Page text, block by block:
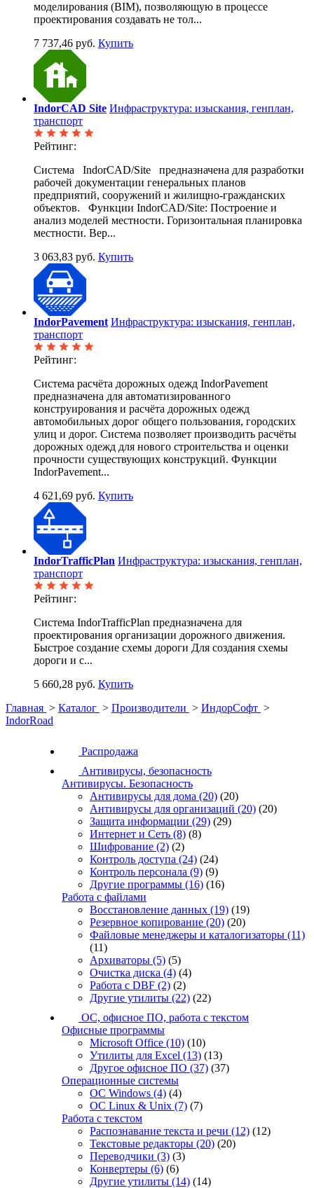
моделирования (BIM), позволяющую в процессе
проектирования создавать не тол...
7 737,46 руб. Купить
IndorCAD Site Инфраструктура: изыскания, генплан,
транспорт
Рейтинг:
Система IndorCAD/Site предназначена для разработки
рабочей документации генеральных планов
предприятий, сооружений и жилищно-гражданских
объектов. Функции IndorCAD/Site: Построение и
анализ моделей местности. Горизонтальная планировка
местности. Вер...
3 063,83 руб. Купить
IndorPavement Инфраструктура: изыскания, генплан,
транспорт
Рейтинг:
Система расчёта дорожных одежд IndorPavement
предназначена для автоматизированного
конструирования и расчёта дорожных одежд
автомобильных дорог общего пользования, городских
улиц и дорог. Система позволяет производить расчёты
дорожных одежд для нового строительства и оценки
прочности существующих конструкций. Функции
IndorPavement...
4 621,69 руб. Купить
IndorTrafficPlan Инфраструктура: изыскания, генплан,
транспорт
Рейтинг:
Система IndorTrafficPlan предназначена для
проектирования организации дорожного движения.
Быстрое создание схемы дороги Для создания схемы
дороги и с...
5 660,28 руб. Купить
Главная > Каталог > Производители > ИндорСофт >
IndorRoad
Распродажа
Антивирусы, безопасность
Антивирусы. Безопасность
Антивирусы для дома (20) (20)
Антивирусы для организаций (20) (20)
Защита информации (29) (29)
Интернет и Сеть (8) (8)
Шифрование (2) (2)
Контроль доступа (24) (24)
Контроль персонала (9) (9)
Другие программы (16) (16)
Работа с файлами
Восстановление данных (19) (19)
Резервное копирование (20) (20)
Файловые менеджеры и каталогизаторы (11)
(11)
Архиваторы (5) (5)
Очистка диска (4) (4)
Работа с DBF (2) (2)
Другие утилиты (22) (22)
ОС, офисное ПО, работа с текстом
Офисные программы
Microsoft Office (10) (10)
Утилиты для Excel (13) (13)
Другое офисное ПО (37) (37)
Операционные системы
ОС Windows (4) (4)
ОС Linux & Unix (7) (7)
Работа с текстом
Распознавание текста и речи (12) (12)
Текстовые редакторы (20) (20)
Переводчики (3) (3)
Конвертеры (6) (6)
Другие утилиты (14) (14)